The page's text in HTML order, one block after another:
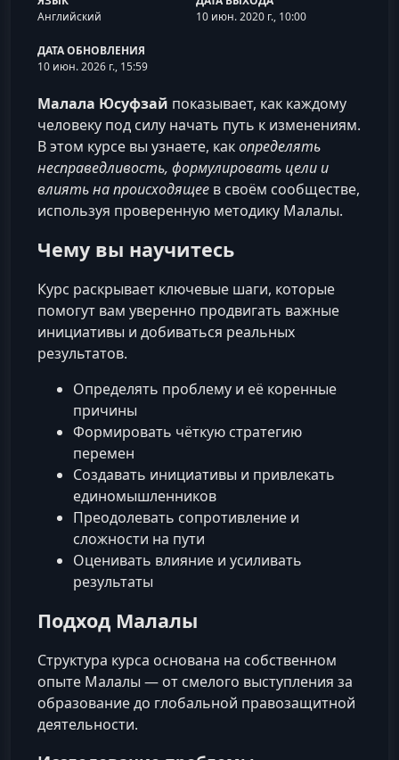
Английский
10 июн. 2020 г., 10:00
ДАТА ОБНОВЛЕНИЯ
10 июн. 2026 г., 15:59
Малала Юсуфзай показывает, как каждому
человеку под силу начать путь к изменениям.
В этом курсе вы узнаете, какопределять
несправедливость, формулировать цели и
влиять на происходящее в своём сообществе,
используя проверенную методику Малалы.
Чему вы научитесь
Курс раскрывает ключевые шаги, которые
помогут вам уверенно продвигать важные
инициативы и добиваться реальных
результатов.
Определять проблему и её коренные
причины
Формировать чёткую стратегию
перемен
Создавать инициативы и привлекать
единомышленников
Преодолевать сопротивление и
сложности на пути
Оценивать влияние и усиливать
результаты
Подход Малалы
Структура курса основана на собственном
опыте Малалы — от смелого выступления за
образование до глобальной правозащитной
деятельности.